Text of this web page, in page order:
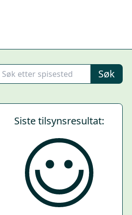
Søk
Siste tilsynsresultat: